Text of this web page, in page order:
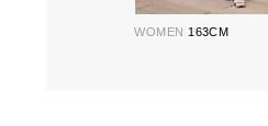
WOMEN 163CM